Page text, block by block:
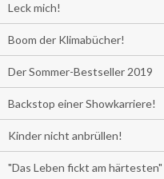
Leck mich!
Boom der Klimabücher!
Der Sommer-Bestseller 2019
Backstop einer Showkarriere!
Kinder nicht anbrüllen!
"Das Leben fickt am härtesten"